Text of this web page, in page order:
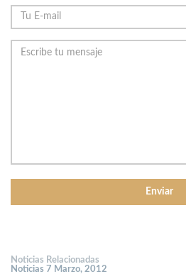
Noticias Relacionadas
Noticias 7 Marzo, 2012